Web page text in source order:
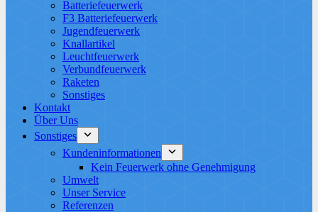
Batteriefeuerwerk
F3 Batteriefeuerwerk
Jugendfeuerwerk​
Knallartikel
Leuchtfeuerwerk​
Verbundfeuerwerk
Raketen
Sonstiges
Kontakt
Über Uns
Sonstiges
Kundeninformationen
Kein Feuerwerk ohne Genehmigung
Umwelt
Unser Service
Referenzen